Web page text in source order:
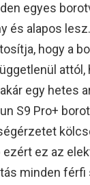
egyes
és alapos
hogy a
attól,
egy hetes
S9 Pro+
ez az
minden férfi